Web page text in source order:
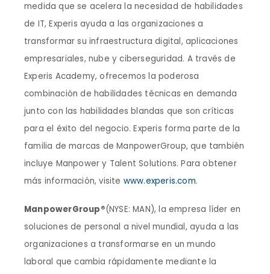
medida que se acelera la necesidad de habilidades
de IT, Experis ayuda a las organizaciones a
transformar su infraestructura digital, aplicaciones
empresariales, nube y ciberseguridad. A través de
Experis Academy, ofrecemos la poderosa
combinación de habilidades técnicas en demanda
junto con las habilidades blandas que son críticas
para el éxito del negocio. Experis forma parte de la
familia de marcas de ManpowerGroup, que también
incluye Manpower y Talent Solutions. Para obtener
más información, visite www.experis.com.
ManpowerGroup®(NYSE: MAN), la empresa líder en
soluciones de personal a nivel mundial, ayuda a las
organizaciones a transformarse en un mundo
laboral que cambia rápidamente mediante la